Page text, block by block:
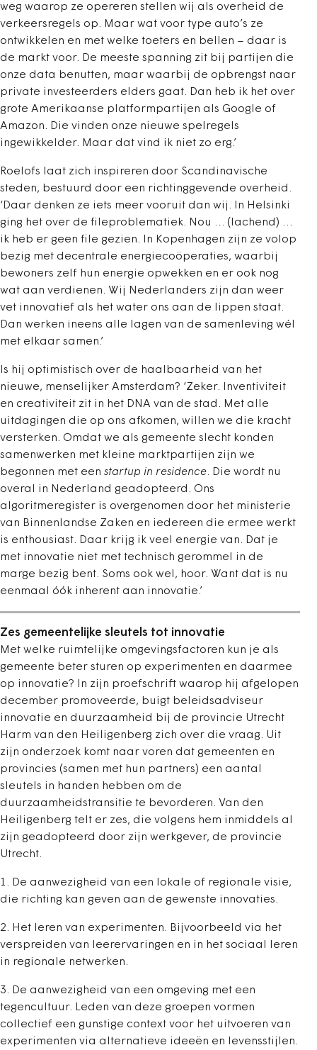
weg waarop ze opereren stellen wij als overheid de
verkeersregels op. Maar wat voor type auto’s ze
ontwikkelen en met welke toeters en bellen – daar is
de markt voor. De meeste spanning zit bij partijen die
onze data benutten, maar waarbij de opbrengst naar
private investeerders elders gaat. Dan heb ik het over
grote Amerikaanse platformpartijen als Google of
Amazon. Die vinden onze nieuwe spelregels
ingewikkelder. Maar dat vind ik niet zo erg.’
Roelofs laat zich inspireren door Scandinavische
steden, bestuurd door een richtinggevende overheid.
‘Daar denken ze iets meer vooruit dan wij. In Helsinki
ging het over de fileproblematiek. Nou … (lachend) …
ik heb er geen file gezien. In Kopenhagen zijn ze volop
bezig met decentrale energiecoöperaties, waarbij
bewoners zelf hun energie opwekken en er ook nog
wat aan verdienen. Wij Nederlanders zijn dan weer
vet innovatief als het water ons aan de lippen staat.
Dan werken ineens alle lagen van de samenleving wél
met elkaar samen.’
Is hij optimistisch over de haalbaarheid van het
nieuwe, menselijker Amsterdam? ‘Zeker. Inventiviteit
en creativiteit zit in het DNA van de stad. Met alle
uitdagingen die op ons afkomen, willen we die kracht
versterken. Omdat we als gemeente slecht konden
samenwerken met kleine marktpartijen zijn we
begonnen met een startup in residence. Die wordt nu
overal in Nederland geadopteerd. Ons
algoritmeregister is overgenomen door het ministerie
van Binnenlandse Zaken en iedereen die ermee werkt
is enthousiast. Daar krijg ik veel energie van. Dat je
met innovatie niet met technisch gerommel in de
marge bezig bent. Soms ook wel, hoor. Want dat is nu
eenmaal óók inherent aan innovatie.’
Zes gemeentelijke sleutels tot innovatie
Met welke ruimtelijke omgevingsfactoren kun je als
gemeente beter sturen op experimenten en daarmee
op innovatie? In zijn proefschrift waarop hij afgelopen
december promoveerde, buigt beleidsadviseur
innovatie en duurzaamheid bij de provincie Utrecht
Harm van den Heiligenberg zich over die vraag. Uit
zijn onderzoek komt naar voren dat gemeenten en
provincies (samen met hun partners) een aantal
sleutels in handen hebben om de
duurzaamheidstransitie te bevorderen. Van den
Heiligenberg telt er zes, die volgens hem inmiddels al
zijn geadopteerd door zijn werkgever, de provincie
Utrecht.
1. De aanwezigheid van een lokale of regionale visie,
die richting kan geven aan de gewenste innovaties.
2. Het leren van experimenten. Bijvoorbeeld via het
verspreiden van leerervaringen en in het sociaal leren
in regionale netwerken.
3. De aanwezigheid van een omgeving met een
tegencultuur. Leden van deze groepen vormen
collectief een gunstige context voor het uitvoeren van
experimenten via alternatieve ideeën en levensstijlen.